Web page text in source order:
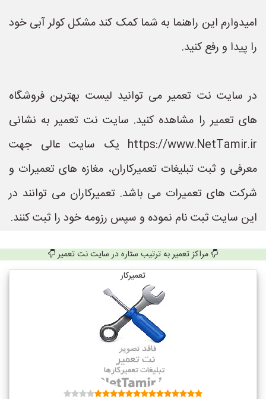
امیدوارم این راهنما به شما کمک کند مشکل کولر آبی خود
را پیدا و رفع کنید.
در سایت نت تعمیر می توانید لیست بهترین فروشگاه
های تعمیر را مشاهده کنید. سایت نت تعمیر به نشانی
https://www.NetTamir.ir یک سایت عالی جهت
معرفی و ثبت تبلیغات تعمیرکاران، مغازه های تعمیرات و
شرکت های تعمیرات می باشد. تعمیرکاران می توانند در
این سایت ثبت نام نموده و سپس رزومه خود را ثبت کنند.
مراکز تعمیر به ترتیب ستاره در سایت نت تعمیر
تعمیرکار